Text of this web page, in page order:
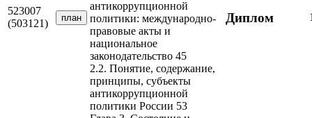
523007
(503121)
план
антикоррупционной
политики: международно-
правовые акты и
национальное
законодательство 45
2.2. Понятие, содержание,
принципы, субъекты
антикоррупционной
политики России 53
Диплом